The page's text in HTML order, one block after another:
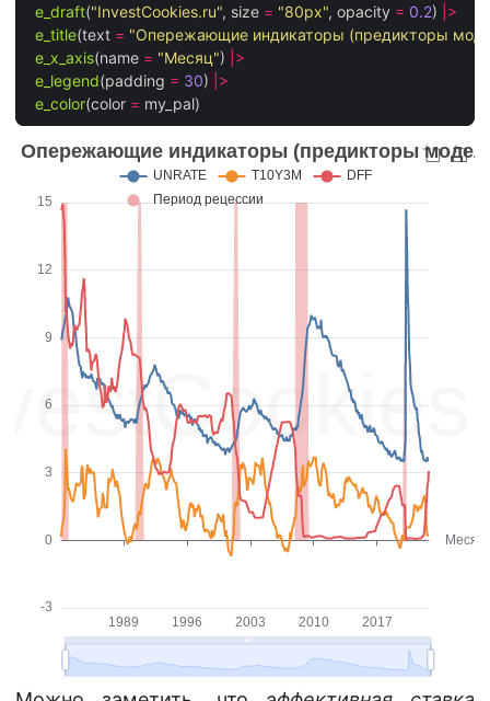
e_draft("InvestCookies.ru", size = "80px", opacity = 0.2)
|>
e_title(text = "Опережающие индикаторы (предикторы
e_x_axis(name = "Месяц")
|>
e_legend(padding = 30)
|>
e_color(color =